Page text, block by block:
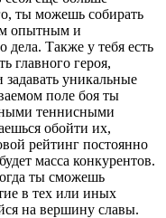
ты можешь собирать
опытным и
Также у тебя есть
главного героя,
уникальные
поле боя ты
теннисными
обойти их,
рейтинг постоянно
масса конкурентов.
ты сможешь
в тех или иных
на вершину славы.